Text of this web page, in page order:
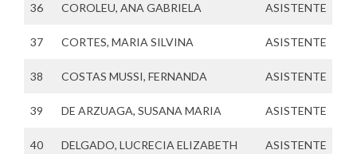
36 COROLEU, ANA GABRIELA ASISTENTE
37 CORTES, MARIA SILVINA ASISTENTE
38 COSTAS MUSSI, FERNANDA ASISTENTE
39 DE ARZUAGA, SUSANA MARIA ASISTENTE
40 DELGADO, LUCRECIA ELIZABETH ASISTENTE